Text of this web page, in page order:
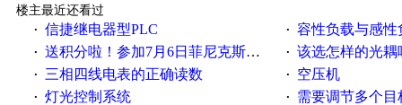
楼主最近还看过
· 信捷继电器型PLC · 容性负载与感性负
· 送积分啦！参加7月6日菲尼克斯在线研讨会即得 · 该选怎样的光耦
· 三相四线电表的正确读数 · 空压机
· 灯光控制系统 · 需要调节多个目标